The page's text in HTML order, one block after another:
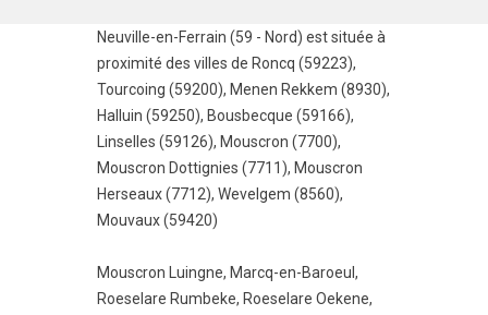
Neuville-en-Ferrain (59 - Nord) est située à
proximité des villes de Roncq (59223),
Tourcoing (59200), Menen Rekkem (8930),
Halluin (59250), Bousbecque (59166),
Linselles (59126), Mouscron (7700),
Mouscron Dottignies (7711), Mouscron
Herseaux (7712), Wevelgem (8560),
Mouvaux (59420)
Mouscron Luingne, Marcq-en-Baroeul ,
Roeselare Rumbeke, Roeselare Oekene,